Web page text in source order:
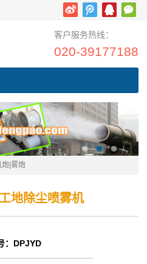
客户服务热线：
020-39177188
|雾炮
地除尘喷雾机
：DPJYD